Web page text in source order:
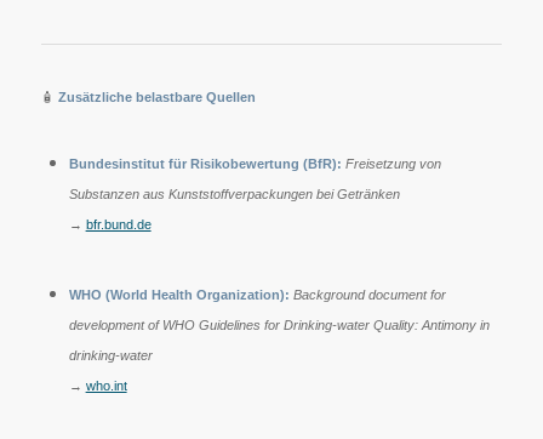
🧴 Zusätzliche belastbare Quellen
Bundesinstitut für Risikobewertung (BfR): Freisetzung von
Substanzen aus Kunststoffverpackungen bei Getränken
→ bfr.bund.de
WHO (World Health Organization): Background document for
development of WHO Guidelines for Drinking-water Quality: Antimony in
drinking-water
→ who.int